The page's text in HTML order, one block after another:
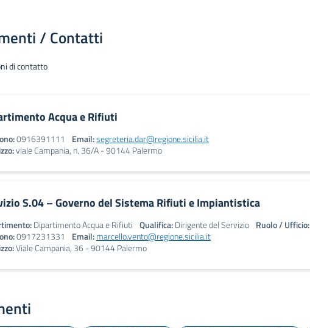
/ Contatti
di contatto
Acqua e Rifiuti
0916391111 Email:segreteria.dar@regione.sicilia.it
viale Campania, n. 36/A - 90144 Palermo
S.04 – Governo del Sistema Rifiuti e Impiantistica
Dipartimento Acqua e Rifiuti Qualifica:Dirigente del Servizio Ruolo / Ufficio:
0917231331 Email:marcello.vento@regione.sicilia.it
Viale Campania, 36 - 90144 Palermo